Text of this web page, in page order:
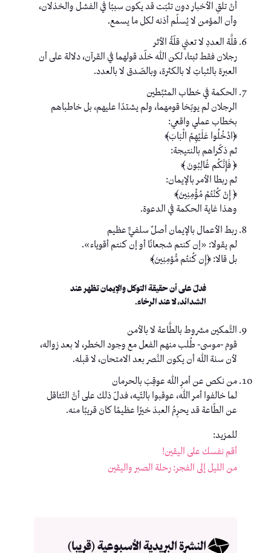
أنْ تلقِ الأخبار دون تثبّت قد يكون سببًا في الفشل والخذلان،
وأن المؤمن لا يُسلّم أذنه لكل ما يسمع.
قلَّة العددِ لا تعني قلّةُ الأثر
رجلان فقط ثبتا، لكن ﷲ خلّد قولهما في القرآن، دلالة على أن
العبرة بالثباتِ لا بالكثرة، وبالصّدق لا بالعدد.
الحكمة في خطاب المثبِّطين
الرجلان لم يوبّخا قومهما، ولم يشتدّا عليهم، بل خاطباهم
بخطاب عملي واقعي:
﴿ادْخُلُوا عَلَيْهِمُ الْبَابَ﴾
ثم ذكّراهم بالنتيجة:
﴿ فَإِنَّكُم غَٰالِبُونَ ﴾
ثم ربطا الأمر بالإيمان:
﴿ إِنْ كُنْتُمْ مُؤْمِنِينَ﴾
وهذا غاية الحكمة في الدعوة.
ربط الأعمال بالإيمان أصلٌ سلفيٌّ عظيم
لم يقولا: «إن كنتم شجعانًا أو إن كنتم أقوياء».
بل قالا: ﴿إِن كُنتُم مُّؤمِنِینَ﴾
فدلّ على أن حقيقة التوكل والإيمان تظهر عند
الشدائد، لا عند الرخاء.
التَّمكين مشروط بالطَّاعة لا بالأمن
قوم -موسى- طُلب منهم الفعل مع وجود الخطر، لا بعد زواله،
لأن سنة الله أن يكون النَّصر بعد الامتحان، لا قبله.
من نكص عن أمرِ ﷲ عوقِبَ بالحرمان
لما خالفوا أمر الله، عوقبوا بالتّيه، فدلّ ذلك على أنَّ التّثاقل
عن الطّاعة قد يحرِمُ العبدَ خيرًا عظيمًا كانَ قريبًا منه.
للمزيد:
أقم نفسك على اليقين!
من الليل إلى الفجر: رحلة الصبر واليقين
النشرة البريدية الأسبوعية (قريبا)